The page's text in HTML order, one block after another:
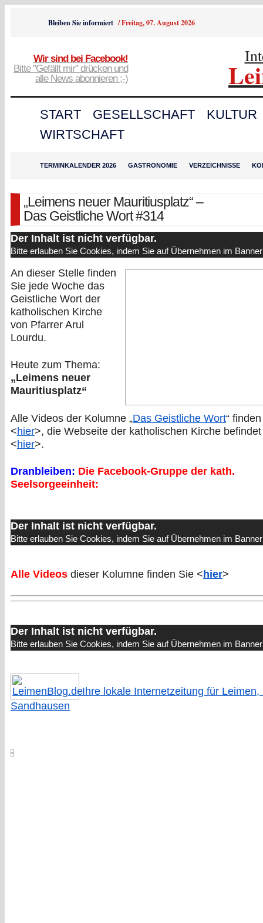
Bleiben Sie informiert /Freitag, 07. August 2026
Wir sind bei Facebook!
Bitte "Gefällt mir" drücken und
alle News abonnieren ;-)
START GESELLSCHAFT
KULTUR
WIRTSCHAFT
TERMINKALENDER 2026 GASTRONOMIE VERZEICHNISSE
„Leimens neuer Mauritiusplatz“ –
Das Geistliche Wort #314
Der Inhalt ist nicht verfügbar.
Bitte erlauben Sie Cookies, indem Sie auf Übernehmen im
An dieser Stelle finden
Sie jede Woche das
Geistliche Wort der
katholischen Kirche
von Pfarrer Arul
Lourdu.
Heute zum Thema:
„Leimens neuer
Mauritiusplatz“
Alle Videos der Kolumne „Das Geistliche Wort“
<hier>, die Webseite der katholischen Kirche
<hier>.
Dranbleiben: Die Facebook-Gruppe der kath.
Seelsorgeeinheit:
Der Inhalt ist nicht verfügbar.
Bitte erlauben Sie Cookies, indem Sie auf Übernehmen im
Alle Videos dieser Kolumne finden Sie < hier>
Der Inhalt ist nicht verfügbar.
Bitte erlauben Sie Cookies, indem Sie auf Übernehmen im
Ihre lokale Internetzeitung für Leimen,
Sandhausen